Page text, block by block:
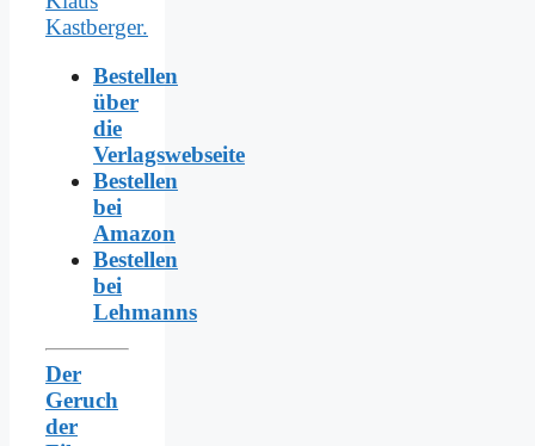
Bestellen
über
die
Verlagswebseite
Bestellen
bei
Amazon
Bestellen
bei
Lehmanns
Der
Geruch
der